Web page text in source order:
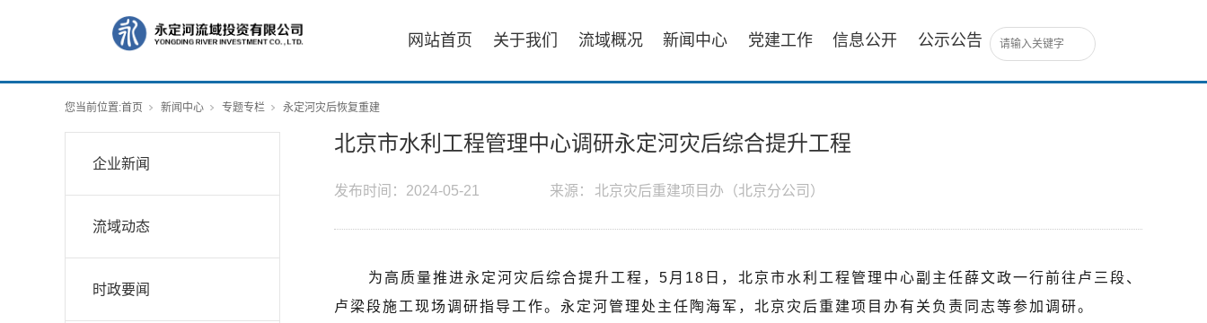
网站首页 关于我们 流域概况 新闻中心 党建工作 信息公开 公示公告
您当前位置:首页 新闻中心 专题专栏 永定河灾后恢复重建
企业新闻
流域动态
时政要闻
北京市水利工程管理中心调研永定河灾后综合提升工程
发布时间： 2024-05-21 来源： 北京灾后重建项目办（北京分公司）
为高质量推进永定河灾后综合提升工程，5月18日，北京市水利工程管理中心副主任薛文政一行前往卢三段、
卢梁段施工现场调研指导工作。永定河管理处主任陶海军，北京灾后重建项目办有关负责同志等参加调研。